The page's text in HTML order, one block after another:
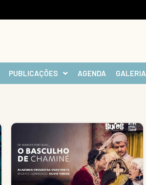
PUBLICAÇÕES AGENDA GALERIA